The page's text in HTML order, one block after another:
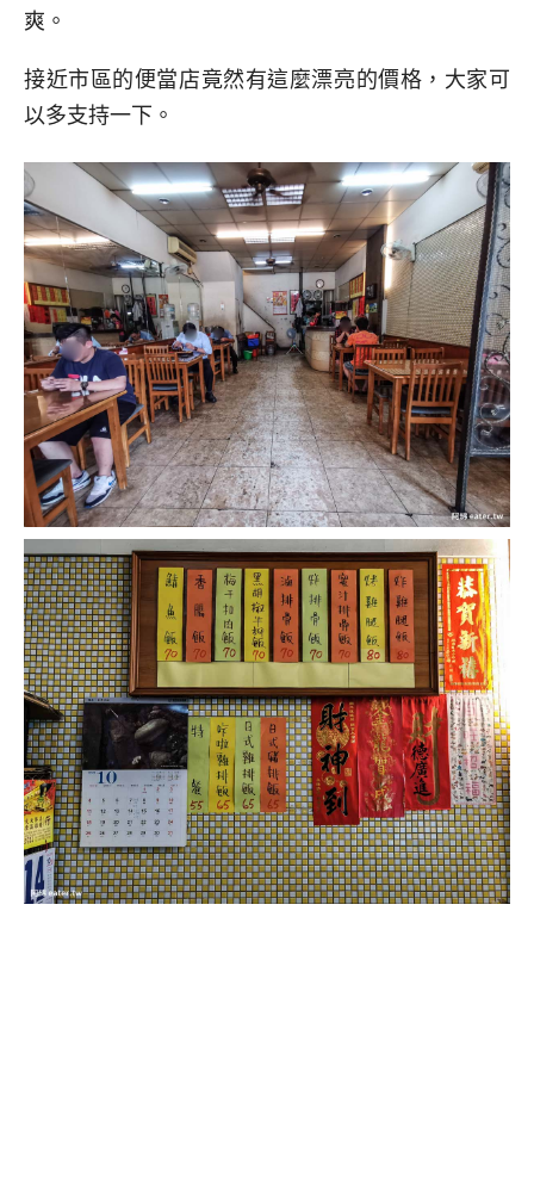
爽。
接近市區的便當店竟然有這麼漂亮的價格，大家可
以多支持一下。